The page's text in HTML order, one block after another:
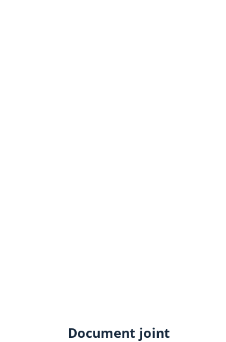
Document joint